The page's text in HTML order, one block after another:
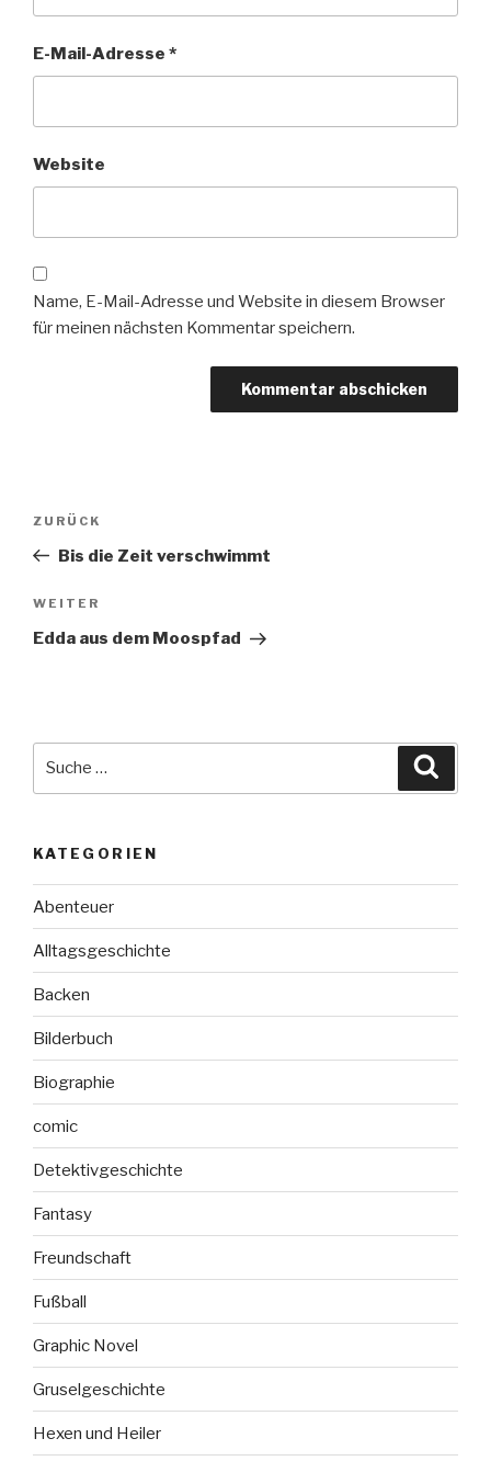
E-Mail-Adresse *
Website
Name, E-Mail-Adresse und Website in diesem Browser
für meinen nächsten Kommentar speichern.
Beitragsnavigation
Vorheriger
Beitrag
ZURÜCK
Bis die Zeit verschwimmt
Nächster
Beitrag
WEITER
Edda aus dem Moospfad
KATEGORIEN
Abenteuer
Alltagsgeschichte
Backen
Bilderbuch
Biographie
comic
Detektivgeschichte
Fantasy
Freundschaft
Fußball
Graphic Novel
Gruselgeschichte
Hexen und Heiler